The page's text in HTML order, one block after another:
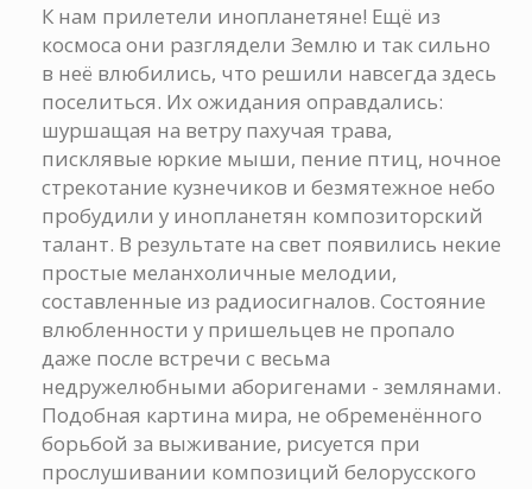
К нам прилетели инопланетяне! Ещё из
космоса они разглядели Землю и так сильно
в неё влюбились, что решили навсегда здесь
поселиться. Их ожидания оправдались:
шуршащая на ветру пахучая трава,
писклявые юркие мыши, пение птиц, ночное
стрекотание кузнечиков и безмятежное небо
пробудили у инопланетян композиторский
талант. В результате на свет появились некие
простые меланхоличные мелодии,
составленные из радиосигналов. Состояние
влюбленности у пришельцев не пропало
даже после встречи с весьма
недружелюбными аборигенами - землянами.
Подобная картина мира, не обременённого
борьбой за выживание, рисуется при
прослушивании композиций белорусского